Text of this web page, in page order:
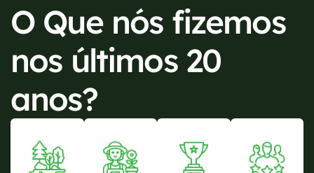
O Que nós fizemos
nos últimos 20
anos?